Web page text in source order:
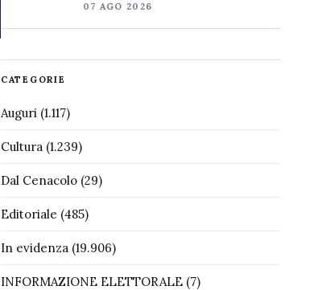
07 AGO 2026
CATEGORIE
Auguri(1.117)
Cultura(1.239)
Dal Cenacolo(29)
Editoriale (485)
In evidenza(19.906)
INFORMAZIONE ELETTORALE(7)